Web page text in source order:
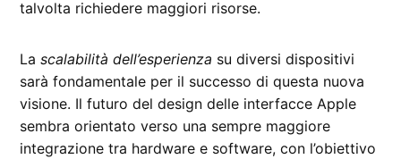
talvolta richiedere maggiori risorse.
Lascalabilità dell’esperienza su diversi dispositivi
sarà fondamentale per il successo di questa nuova
visione. Il futuro del design delle interfacce Apple
sembra orientato verso una sempre maggiore
integrazione tra hardware e software, con l’obiettivo